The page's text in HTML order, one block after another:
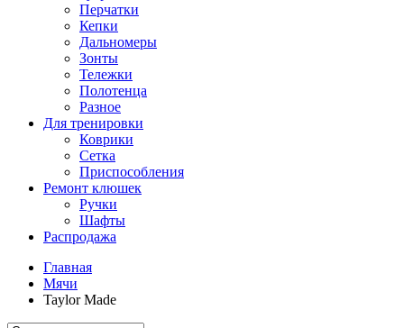
Перчатки
Кепки
Дальномеры
Зонты
Тележки
Полотенца
Разное
Для тренировки
Коврики
Сетка
Приспособления
Ремонт клюшек
Ручки
Шафты
Распродажа
Главная
Мячи
Taylor Made